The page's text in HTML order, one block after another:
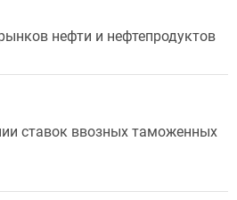
нефти и нефтепродуктов
ставок ввозных таможенных